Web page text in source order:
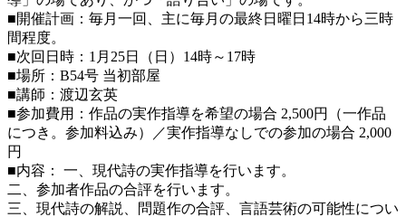
■開催計画：毎月一回、主に毎月の最終日曜日14時から三時
間程度。
■次回日時：1月25日（日）14時～17時
■場所：B54号 当初部屋
■講師：渡辺玄英
■参加費用：作品の実作指導を希望の場合 2,500円（一作品
につき。参加料込み）／実作指導なしでの参加の場合 2,000
円
■内容： 一、現代詩の実作指導を行います。
二、参加者作品の合評を行います。
三、現代詩の解説、問題作の合評、言語芸術の可能性につい